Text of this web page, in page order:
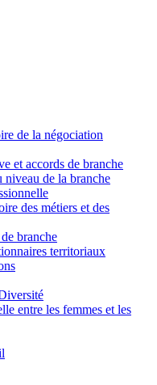
de la négociation
et accords de branche
niveau de la branche
des métiers et des
branche
territoriaux
entre les femmes et les